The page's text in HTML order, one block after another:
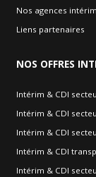
Nos agences
Liens partenaires
NOS OFFRES
Intérim & CDI
Intérim & CDI
Intérim & CDI
Intérim & CDI
Intérim & CDI